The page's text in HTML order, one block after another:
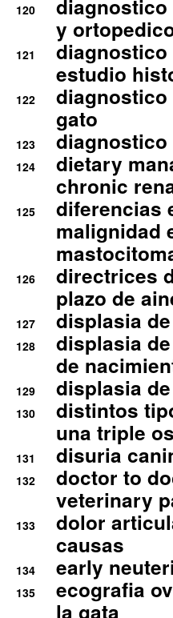
120
y
121
estudio
122
diagnostico
gato
123 diagnostico
124
dietary
chronic
125
diferencias
malignidad
126
directrices
plazo de
127 displasia
128
displasia
de
129 displasia
130
distintos
una triple
131 disuria
132
doctor to
veterinary
133
dolor
causas
134 early
135
ecografia
la gata